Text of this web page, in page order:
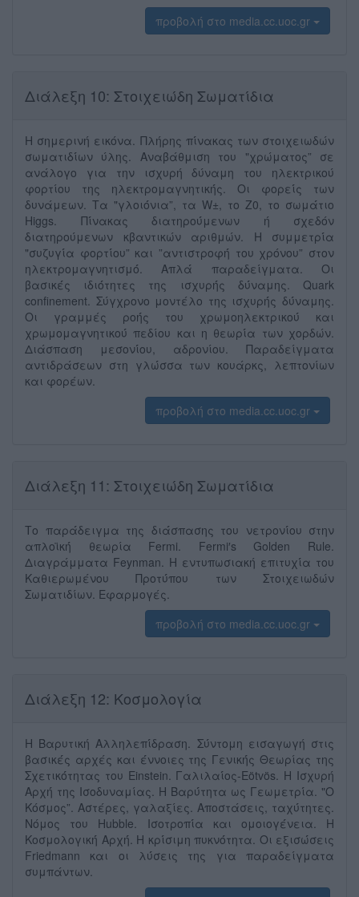
προβολή στο media.cc.uoc.gr
Διάλεξη 10: Στοιχειώδη Σωματίδια
Η σημερινή εικόνα. Πλήρης πί́νακας των στοιχειωδών
σωματιδί́ων ύλης. Αναβάθμιση του "χρώματος” σε
ανάλογο για την ισχυρή δύναμη του ηλεκτρικού
φορτίου της ηλεκτρομαγνητική́ς. Οι φορεί́ς των
δυνάμεων. Τα "γλοιό́νια”, τα W±, το Z0, το σωμά́τιο
Higgs. Πί́νακας διατηρού́μενων ή σχεδόν
διατηρούμενων κβαντικών αριθμών. Η συμμετρί́α
"συζυγί́α φορτί́ου” και ”αντιστροφή́ του χρόνου” στον
ηλεκτρομαγνητισμό́. Απλά́ παραδείγματα. Οι
βασικέ́ς ιδιό́τητες της ισχυρή́ς δύ́ναμης. Quark
confinement. Σύγχρονο μοντέλο της ισχυρή́ς δύ́ναμης.
Οι γραμμές ροή́ς του χρωμοηλεκτρικού́ και
χρωμομαγνητικού́ πεδίου και η θεωρί́α των χορδών.
Διάσπαση μεσονί́ου, αδρονίου. Παραδείγματα
αντιδράσεων στη γλώ́σσα των κουάρκς, λεπτονίων
και φορέων.
προβολή στο media.cc.uoc.gr
Διάλεξη 11: Στοιχειώδη Σωματίδια
Το παρά́δειγμα της διά́σπασης του νετρονί́ου στην
απλοϊκή́ θεωρία Fermi. Fermi′s Golden Rule.
Διαγράμματα Feynman. Η εντυπωσιακή επιτυχί́α του
Καθιερωμένου Προτύ́που των Στοιχειωδών
Σωματιδίων. Εφαρμογές.
προβολή στο media.cc.uoc.gr
Διάλεξη 12: Κοσμολογία
Η Βαρυτική Αλληλεπί́δραση. Σύ́ντομη εισαγωγή στις
βασικέ́ς αρχές και έ́ννοιες της Γενική́ς Θεωρίας της
Σχετικό́τητας του Einstein. Γαλιλαί́ος-Eötvös. Η Ισχυρή
Αρχή́ της Ισοδυναμίας. Η Βαρύ́τητα ως Γεωμετρί́α. "Ο
Κόσμος”. Αστέρες, γαλαξίες. Αποστάσεις, ταχύ́τητες.
Νόμος του Hubble. Ισοτροπί́α και ομοιογέ́νεια. Η
Κοσμολογική́ Αρχή́. Η κρί́σιμη πυκνό́τητα. Οι εξισώ́σεις
Friedmann και οι λύ́σεις της για παραδείγματα
συμπάντων.